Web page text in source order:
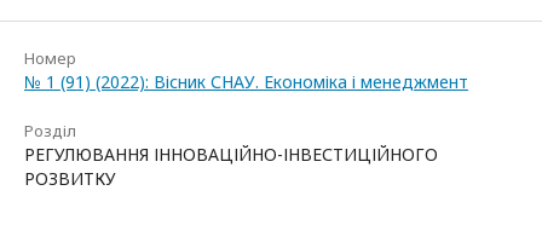
Номер
№ 1 (91) (2022): Вісник СНАУ. Економіка і менеджмент
Розділ
РЕГУЛЮВАННЯ ІННОВАЦІЙНО-ІНВЕСТИЦІЙНОГО
РОЗВИТКУ